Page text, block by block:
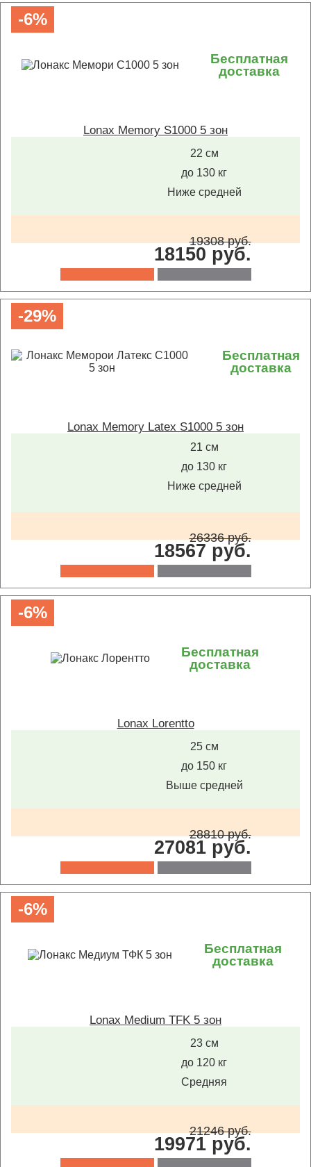
-6%
Бесплатная
доставка
Lonax Memory S1000 5 зон
22 см
до 130 кг
Ниже средней
19308 руб.
18150 руб.
-29%
Бесплатная
доставка
Lonax Memory Latex S1000 5 зон
21 см
до 130 кг
Ниже средней
26336 руб.
18567 руб.
-6%
Бесплатная
доставка
Lonax Lorentto
25 см
до 150 кг
Выше средней
28810 руб.
27081 руб.
-6%
Бесплатная
доставка
Lonax Medium TFK 5 зон
23 см
до 120 кг
Средняя
21246 руб.
19971 руб.